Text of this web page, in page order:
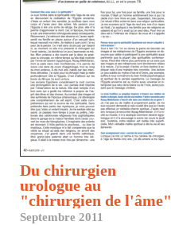
Du chirurgien
urologue au
"chirurgien de l'âme"
Septembre 2011